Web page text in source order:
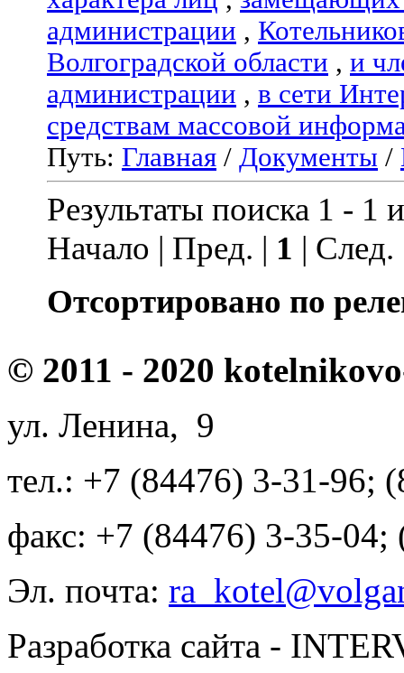
администрации ,
Волгоградской области , и
администрации , в сети
средствам массовой
Путь: Главная / Документы /
Результаты поиска 1 - 1
Начало | Пред. | 1 |
Отсортировано по
© 2011 - 2020
ул. Ленина, 9
тел.: +7 (84476) 3-31-96;
факс: +7 (84476) 3-35-04;
Эл. почта:
Разработка сайта -